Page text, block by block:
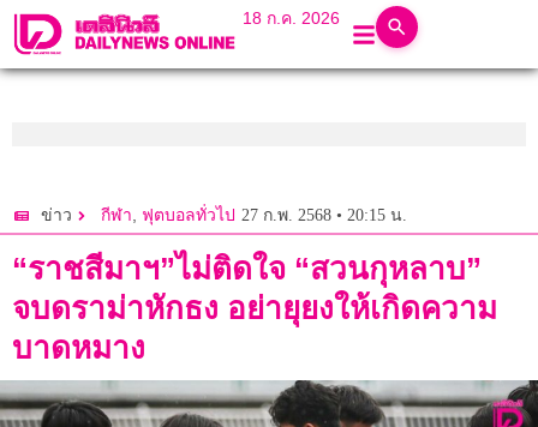
18 ก.ค. 2026
ข่าว กีฬา, ฟุตบอลทั่วไป 27 ก.พ. 2568 • 20:15 น.
“ราชสีมาฯ”ไม่ติดใจ “สวนกุหลาบ”
จบดราม่าหักธง อย่ายุยงให้เกิดความ
บาดหมาง